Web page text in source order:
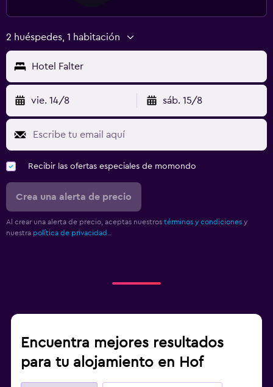
2 huéspedes, 1 habitación
Hotel Falter
vie. 14/8 sáb. 15/8
Recibir las ofertas especiales de momondo
Crea una alerta de precio
Al crear una alerta de precio, aceptas nuestros términos y condiciones y
nuestra política de privacidad.
Encuentra mejores resultados
para tu alojamiento en Hof